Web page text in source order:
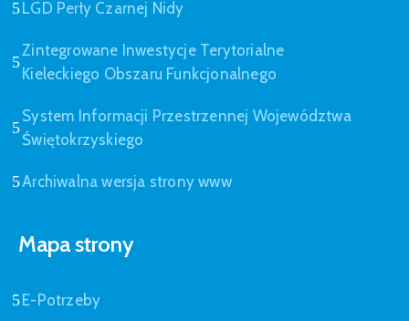
LGD Perły Czarnej Nidy
Zintegrowane Inwestycje Terytorialne
Kieleckiego Obszaru Funkcjonalnego
System Informacji Przestrzennej Województwa
Świętokrzyskiego
Archiwalna wersja strony www
Mapa strony
E-Potrzeby